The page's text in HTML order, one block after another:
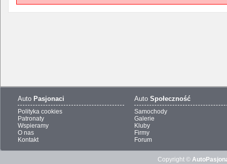
Auto Pasjonaci
Polityka cookies
Patronaty
Wspieramy
O nas
Kontakt
Auto Społeczność
Samochody
Galerie
Kluby
Firmy
Forum
Copyright ©